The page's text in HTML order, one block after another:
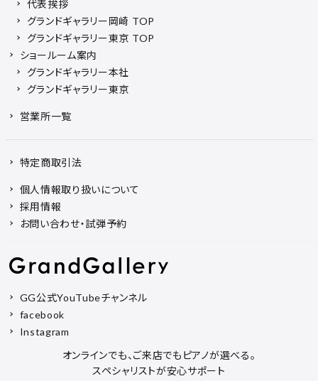
代表挨拶
グランドギャラリー岡崎 TOP
グランドギャラリー東京 TOP
ショールーム案内
グランドギャラリー本社
グランドギャラリー東京
営業所一覧
特定商取引法
個人情報取り扱いについて
採用情報
お問い合わせ・試弾予約
GG公式YouTubeチャンネル
facebook
Instagram
オンラインでも、ご来店でもピアノが選べる。
スペシャリストが安心サポート